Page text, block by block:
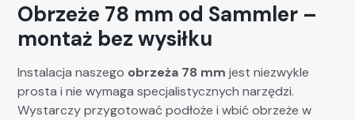
Obrzeże 78 mm od Sammler –
montaż bez wysiłku
Instalacja naszego obrzeża 78 mm jest niezwykle
prosta i nie wymaga specjalistycznych narzędzi.
Wystarczy przygotować podłoże i wbić obrzeże w